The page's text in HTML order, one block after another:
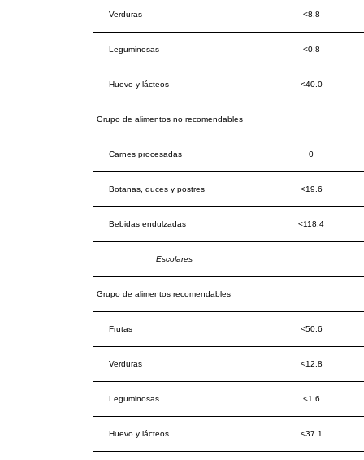
Verduras <8.8
Leguminosas <0.8
Huevo y lácteos <40.0
Grupo de alimentos no recomendables
Carnes procesadas 0
Botanas, duces y postres <19.6
Bebidas endulzadas <118.4
Escolares
Grupo de alimentos recomendables
Frutas <50.6
Verduras <12.8
Leguminosas <1.6
Huevo y lácteos <37.1